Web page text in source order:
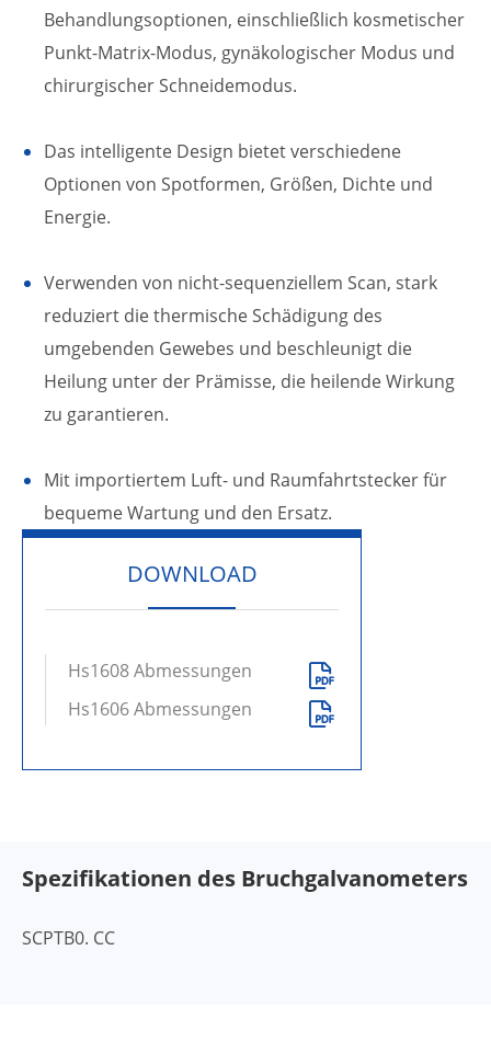
Behandlungsoptionen, einschließlich kosmetischer
Punkt-Matrix-Modus, gynäkologischer Modus und
chirurgischer Schneidemodus.
Das intelligente Design bietet verschiedene
Optionen von Spotformen, Größen, Dichte und
Energie.
Verwenden von nicht-sequenziellem Scan, stark
reduziert die thermische Schädigung des
umgebenden Gewebes und beschleunigt die
Heilung unter der Prämisse, die heilende Wirkung
zu garantieren.
Mit importiertem Luft- und Raumfahrtstecker für
bequeme Wartung und den Ersatz.
DOWNLOAD
Hs1608 Abmessungen 
Hs1606 Abmessungen 
Spezifikationen des Bruchgalvanometers
SCPTB0. CC